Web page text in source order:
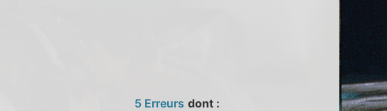
5 Erreurs dont :